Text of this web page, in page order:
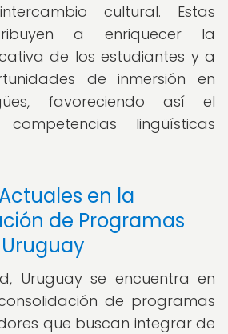
cultural. Estas
a enriquecer la
de los estudiantes y a
de inmersión en
favoreciendo así el
lingüísticas
en la
de Programas
Uruguay se encuentra en
de programas
que buscan integrar de